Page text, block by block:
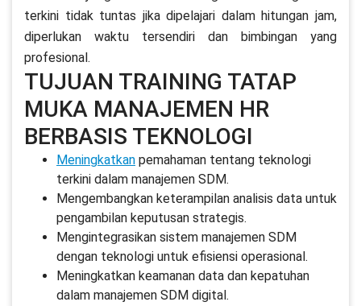
terkini tidak tuntas jika dipelajari dalam hitungan jam,
diperlukan waktu tersendiri dan bimbingan yang
profesional.
TUJUAN TRAINING TATAP
MUKA MANAJEMEN HR
BERBASIS TEKNOLOGI
Meningkatkan pemahaman tentang teknologi
terkini dalam manajemen SDM.
Mengembangkan keterampilan analisis data untuk
pengambilan keputusan strategis.
Mengintegrasikan sistem manajemen SDM
dengan teknologi untuk efisiensi operasional.
Meningkatkan keamanan data dan kepatuhan
dalam manajemen SDM digital.